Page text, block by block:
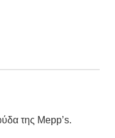
της Mepp’s.